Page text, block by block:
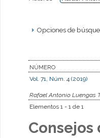
Opciones de
NÚMERO
Vol. 71, Núm. 4 (2019)
Rafael Antonio Luengas
Elementos 1 - 1 de 1
Consejos